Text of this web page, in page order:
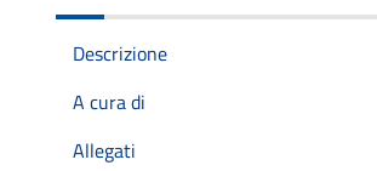
Descrizione
A cura di
Allegati